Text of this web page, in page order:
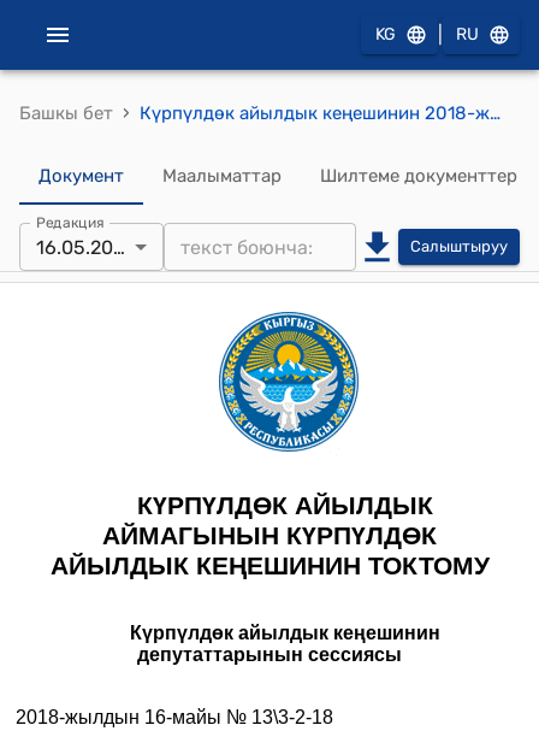
KG RU
Башкы бет › Күрпүлдөк айылдык кеңешинин 2018-жылдын 16-майы № 13\3-2-18 "Күрпүлдөк айыл кенешине жер боюнча түшкөн арыздарды кароо боюнча" токтому
Документ Маалыматтар Шилтеме документтер
Редакция
16.05.2018 Салыштыруу